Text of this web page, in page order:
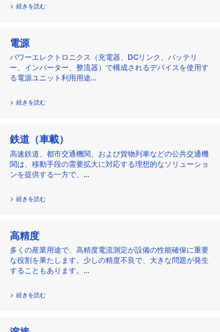
続きを読む
電源
パワーエレクトロニクス（充電器、DCリンク、バッテリ
ー、インバーター、整流器）で構成されるデバイスを使用す
る電源ユニット利用用途...
続きを読む
鉄道（車載）
高速鉄道、都市交通機関、および貨物列車などの公共交通機
関は、移動手段の需要拡大に対応する理想的なソリューショ
ンを提供する一方で、...
続きを読む
高精度
多くの産業用途で、高精度電流測定が設備の性能確保に重要
な役割を果たします。少しの精度不良で、大きな問題が発生
することもあります。...
続きを読む